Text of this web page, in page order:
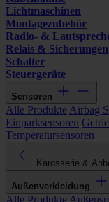
Lichtmaschinen
Montagezubehör
Radio- &
Relais & Sicherungen
Schalter
Steuergeräte
Sensoren
Alle Produkte Airbag
Einparksensoren
Temperatursensoren
Karosserie &
Außenverkleidung
Alle Produkte